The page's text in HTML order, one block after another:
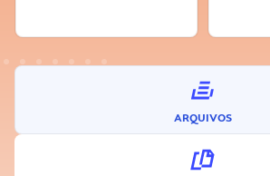
ARQUIVOS